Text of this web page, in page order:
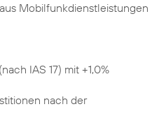
Mobilfunkdienstleistungen
IAS 17) mit +1,0%
nach der